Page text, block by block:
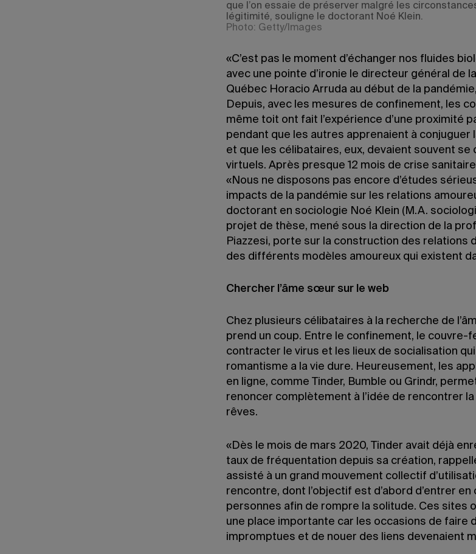
que l’on essaie de préserver malgré les
légitimité, souligne le doctorant Noé Klein.
Photo: Getty/Images
«C’est pas le moment d’échanger nos fluides
avec une pointe d’ironie le directeur général de
Québec Horacio Arruda au début de la
Depuis, avec les mesures de confinement, les
même toit ont fait l’expérience d’une proximité
pendant que les autres apprenaient à conjuguer
et que les célibataires, eux, devaient souvent
virtuels. Après presque 12 mois de crise
«Nous ne disposons pas encore d’études
impacts de la pandémie sur les relations
doctorant en sociologie Noé Klein (M.A.
projet de thèse, mené sous la direction de la
Piazzesi, porte sur la construction des relations
des différents modèles amoureux qui existent
Chercher l’âme sœur sur le web
Chez plusieurs célibataires à la recherche de
prend un coup. Entre le confinement, le couvre-
contracter le virus et les lieux de socialisation
romantisme a la vie dure. Heureusement, les
en ligne, comme Tinder, Bumble ou Grindr,
renoncer complètement à l’idée de rencontrer
rêves.
«Dès le mois de mars 2020, Tinder avait déjà
taux de fréquentation depuis sa création,
assisté à un grand mouvement collectif
rencontre, dont l’objectif est d’abord d’entrer en
personnes afin de rompre la solitude. Ces sites
une place importante car les occasions de faire
impromptues et de nouer des liens devenaient